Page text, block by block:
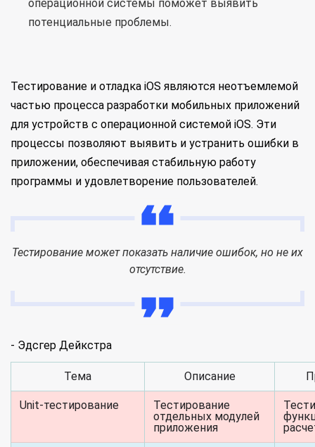
операционной системы поможет выявить
потенциальные проблемы.
Тестирование и отладка iOS являются неотъемлемой
частью процесса разработки мобильных приложений
для устройств с операционной системой iOS. Эти
процессы позволяют выявить и устранить ошибки в
приложении, обеспечивая стабильную работу
программы и удовлетворение пользователей.
Тестирование может показать наличие ошибок, но не их
отсутствие.
- Эдсгер Дейкстра
Тема Описание
Unit-тестирование
Тестирование
отдельных модулей
приложения